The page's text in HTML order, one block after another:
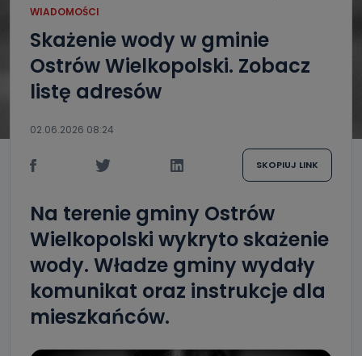
WIADOMOŚCI
Skażenie wody w gminie
Ostrów Wielkopolski. Zobacz
listę adresów
02.06.2026 08:24
SKOPIUJ LINK
Na terenie gminy Ostrów
Wielkopolski wykryto skażenie
wody. Władze gminy wydały
komunikat oraz instrukcje dla
mieszkańców.